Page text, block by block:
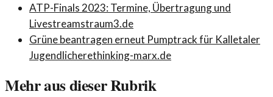
ATP-Finals 2023: Termine, Übertragung und
Livestreamstraum3.de
Grüne beantragen erneut Pumptrack für Kalletaler
Jugendlicherethinking-marx.de
Mehr aus dieser Rubrik